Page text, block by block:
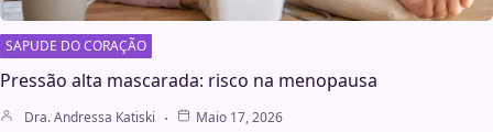
SAPUDE DO CORAÇÃO
Pressão alta mascarada: risco na menopausa
Dra. Andressa Katiski Maio 17, 2026